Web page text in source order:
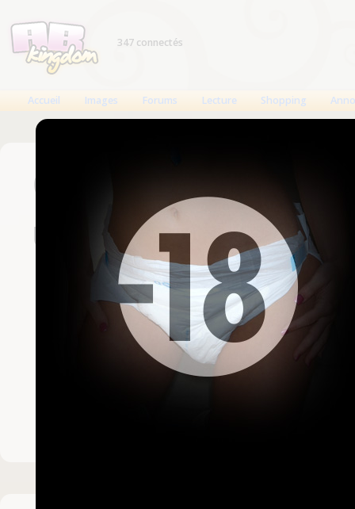
347 connectés
Accueil Images Forums Lecture Shopping
Connexion
Un compte est
Nom d'utilisateur
Mot de passe